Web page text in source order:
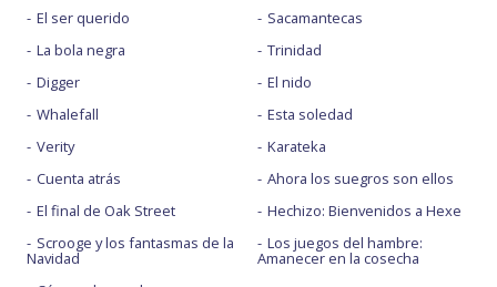
El ser querido
La bola negra
Digger
Whalefall
Verity
Cuenta atrás
El final de Oak Street
Scrooge y los fantasmas de la
Navidad
Sacamantecas
Trinidad
El nido
Esta soledad
Karateka
Ahora los suegros son ellos
Hechizo: Bienvenidos a Hexe
Los juegos del hambre:
Amanecer en la cosecha